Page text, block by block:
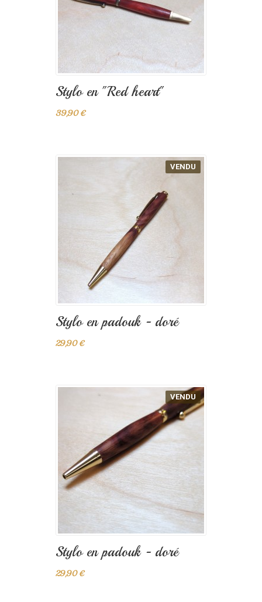
Stylo en "Red heart"
39,90 €
Stylo en padouk - doré
29,90 €
VENDU
Stylo en padouk - doré
29,90 €
VENDU